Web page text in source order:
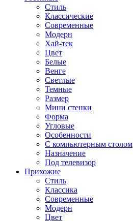
Стиль
Классические
Современные
Модерн
Хай-тек
Цвет
Белые
Венге
Светлые
Темные
Размер
Мини стенки
Форма
Угловые
Особенности
С компьютерным столом
Назначение
Под телевизор
Прихожие
Стиль
Классика
Современные
Модерн
Цвет